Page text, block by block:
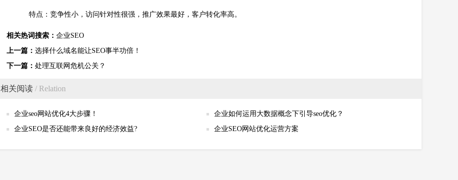
特点：竞争性小，访问针对性很强，推广效果最好，客户转化率高。
相关热词搜索： 企业SEO
上一篇： 选择什么域名能让SEO事半功倍！
下一篇： 处理互联网危机公关？
相关阅读 / Relation
企业seo网站优化4大步骤！
企业如何运用大数据概念下引导seo优化？
企业SEO是否还能带来良好的经济效益?
企业SEO网站优化运营方案